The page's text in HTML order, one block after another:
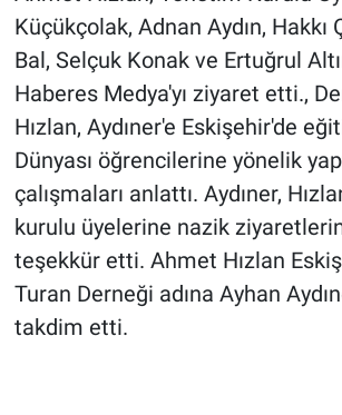
Küçükçolak, Adnan Aydın, Hakkı
Bal, Selçuk Konak ve Ertuğrul
Haberes Medya'yı ziyaret etti.,
Hızlan, Aydıner'e Eskişehir'de
Dünyası öğrencilerine yönelik
çalışmaları anlattı. Aydıner,
kurulu üyelerine nazik
teşekkür etti. Ahmet Hızlan
Turan Derneği adına Ayhan
takdim etti.